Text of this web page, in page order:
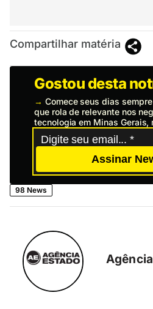
Compartilhar matéria
Gostou desta
→ Comece seus dias
que rola de relevante nos
tecnologia em Minas Gerais,
Assinar
98 News